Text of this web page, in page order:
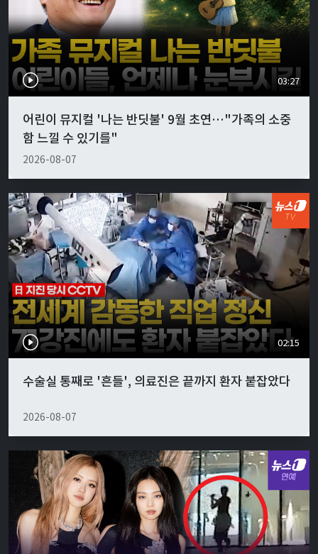
03:27
어린이 뮤지컬 '나는 반딧불' 9월 초연…"가족의 소중
함 느낄 수 있기를"
2026-08-07
02:15
수술실 통째로 '흔들', 의료진은 끝까지 환자 붙잡았다
2026-08-07